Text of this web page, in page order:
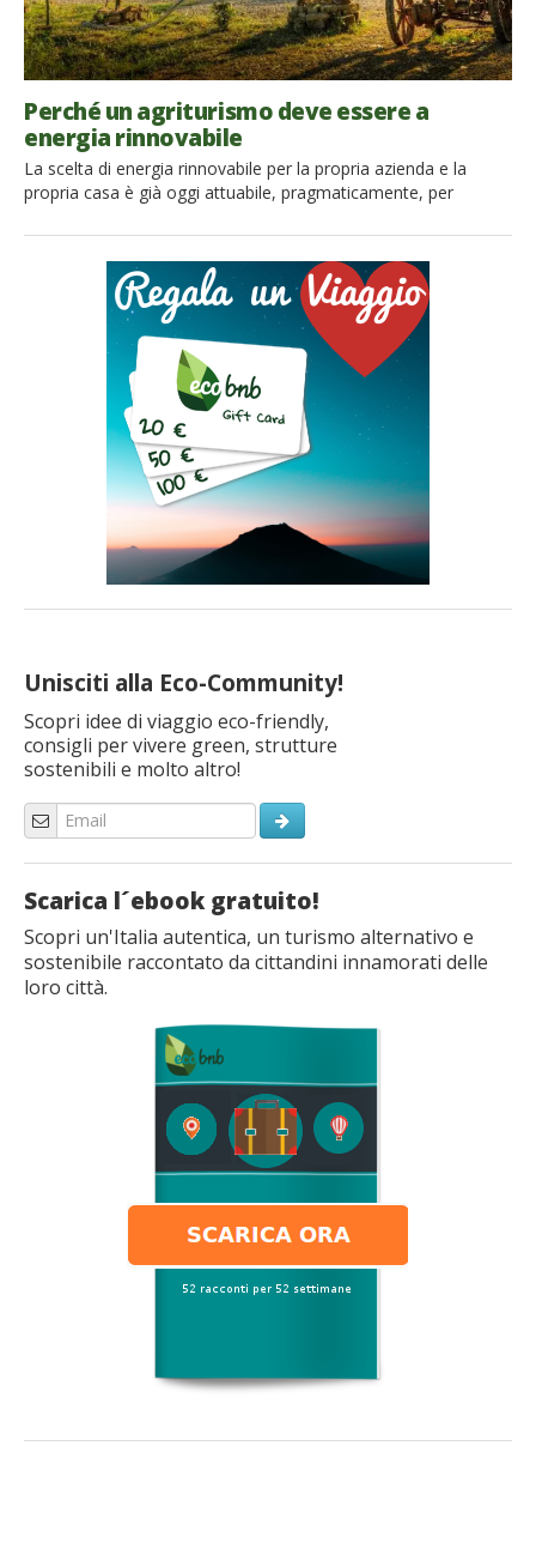
Unisciti alla Eco-Community!
Scopri idee di viaggio eco-friendly,
consigli per vivere green, strutture
sostenibili e molto altro!
Scarica l´ebook gratuito!
Scopri un'Italia autentica, un turismo alternativo e
sostenibile raccontato da cittandini innamorati delle
loro città.
Perché un agriturismo deve essere a
energia rinnovabile
La scelta di energia rinnovabile per la propria azienda e la
propria casa è già oggi attuabile, pragmaticamente, per
abbiamo una forma di turismo che ci invidiano tutti. Gli inglesi, i
tedeschi, gli americani s’industriano ad andare sui portali di
turismo e digitano la parola chiave “agriturismo”, […]